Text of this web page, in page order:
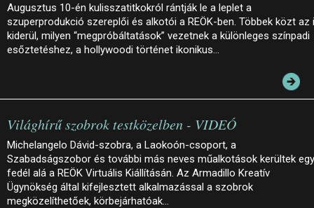
Augusztus 10-én kulisszatitkokról rántják le a leplet a
szuperprodukció szereplői és alkotói a REÖK-ben. Többek közt az
kiderül, milyen “megpróbáltatások” vezetnek a különleges színpadi
esőztetéshez, a hollywoodi történet ikonikus…
Világhírű szobrok testközelben - VIDEÓ
Michelangelo Dávid-szobra, a Laokoón-csoport, a
Szabadságszobor és további más neves műalkotások kerültek egy
fedél alá a REÖK Virtuális Kiállításán. Az Armadillo Kreatív
Ügynökség által kifejlesztett alkalmazással a szobrok
megközelíthetőek, körbejárhatóak…